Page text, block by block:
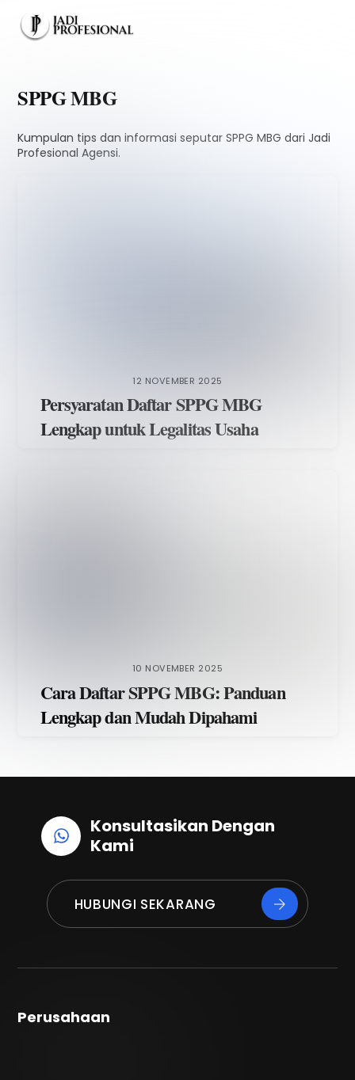
content
SPPG MBG
Kumpulan tips dan informasi seputar SPPG MBG dari Jadi
Profesional Agensi.
12 NOVEMBER 2025
Persyaratan Daftar SPPG MBG
Lengkap untuk Legalitas Usaha
10 NOVEMBER 2025
Cara Daftar SPPG MBG: Panduan
Lengkap dan Mudah Dipahami
Konsultasikan Dengan
Kami
HUBUNGI SEKARANG
Perusahaan